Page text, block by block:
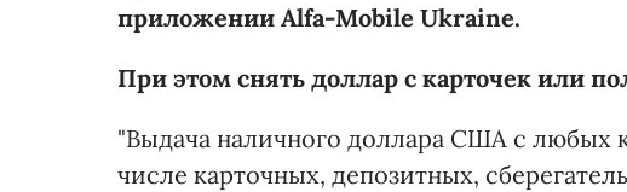
приложении Alfa-Mobile Ukraine.
При этом снять доллар с карточек или
"Выдача наличного доллара США с любых
числе карточных, депозитных,